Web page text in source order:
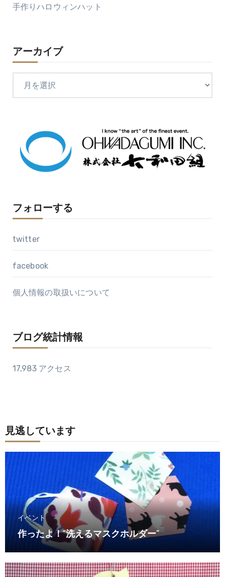
手作りハロウィンハット
アーカイブ
フォローする
twitter
facebook
個人情報の取扱いについて
ブログ統計情報
17,983 アクセス
見逃しています
イベント
作ったよ！“洗えるマスクホルダー”